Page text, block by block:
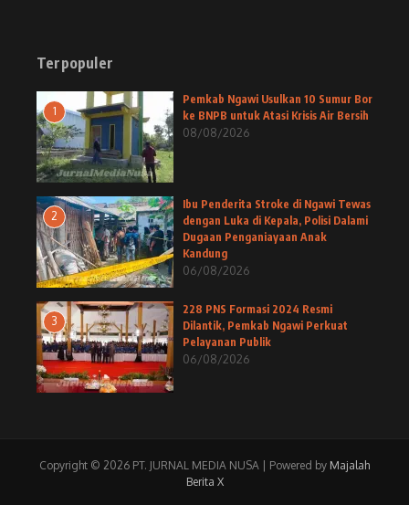
Terpopuler
1
Pemkab Ngawi Usulkan 10 Sumur Bor
ke BNPB untuk Atasi Krisis Air Bersih
08/08/2026
2
Ibu Penderita Stroke di Ngawi Tewas
dengan Luka di Kepala, Polisi Dalami
Dugaan Penganiayaan Anak
Kandung
06/08/2026
3
228 PNS Formasi 2024 Resmi
Dilantik, Pemkab Ngawi Perkuat
Pelayanan Publik
06/08/2026
Copyright © 2026 PT. JURNAL MEDIA NUSA | Powered by Majalah
Berita X